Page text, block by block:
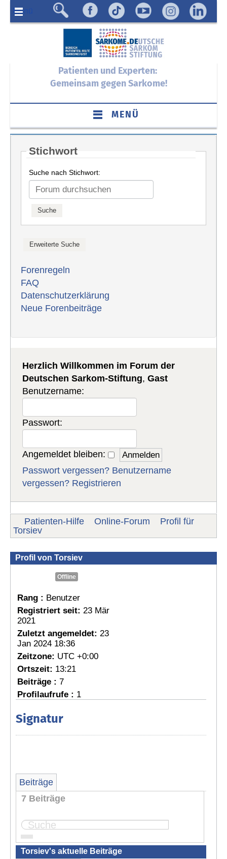
Menü
Patienten und Experten:
Gemeinsam gegen Sarkome!
MENÜ
Stichwort
Suche nach Stichwort:
Forenregeln
FAQ
Datenschutzerklärung
Neue Forenbeiträge
Herzlich Willkommen im Forum der
Deutschen Sarkom-Stiftung,Gast
Benutzername:
Passwort:
Angemeldet bleiben:
Passwort vergessen? Benutzername
vergessen? Registrieren
Patienten-Hilfe Online-Forum
Profil für
Torsiev
Profil von Torsiev
Offline
Rang : Benutzer
Registriert seit: 23 Mär
2021
Zuletzt angemeldet: 23
Jan 2024 18:36
Zeitzone: UTC +0:00
Ortszeit: 13:21
Beiträge : 7
Profilaufrufe : 1
Signatur
Beiträge
7 Beiträge
Seite:
Torsiev's aktuelle Beiträge